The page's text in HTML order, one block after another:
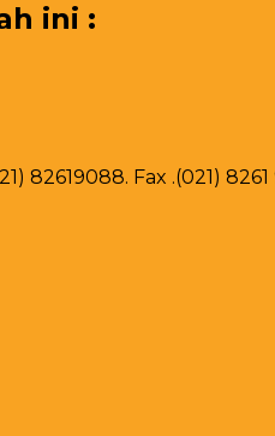
ini :
82619088. Fax .(021)